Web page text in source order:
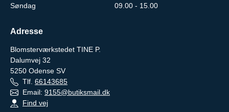
Søndag
09.00 - 15.00
Adresse
Blomsterværkstedet TINE P.
Dalumvej 32
5250 Odense SV
Tlf. 66143685
Email: 9155@butiksmail.dk
Find vej